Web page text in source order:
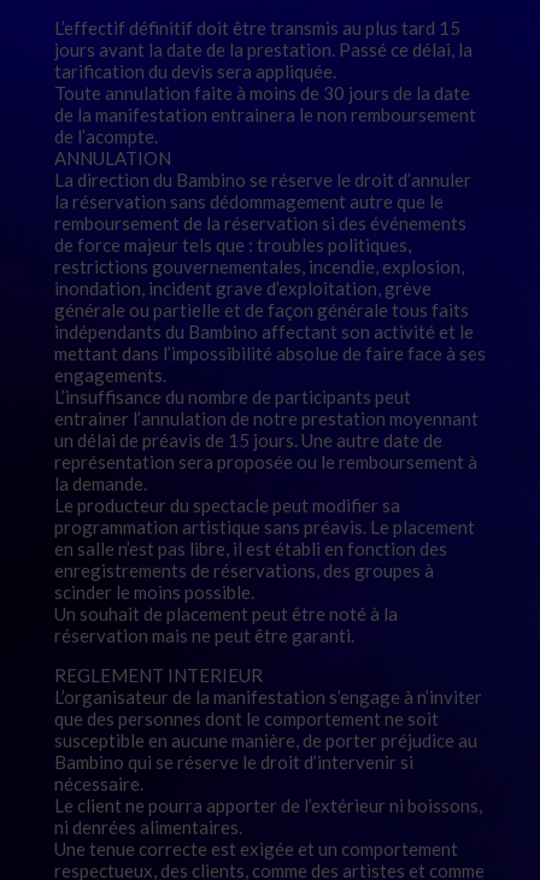
L’effectif définitif doit être transmis au plus tard 15
jours avant la date de la prestation. Passé ce délai, la
tarification du devis sera appliquée.
Toute annulation faite à moins de 30 jours de la date
de la manifestation entrainera le non remboursement
de l’acompte.
ANNULATION
La direction du Bambino se réserve le droit d’annuler
la réservation sans dédommagement autre que le
remboursement de la réservation si des événements
de force majeur tels que : troubles politiques,
restrictions gouvernementales, incendie, explosion,
inondation, incident grave d’exploitation, grève
générale ou partielle et de façon générale tous faits
indépendants du Bambino affectant son activité et le
mettant dans l’impossibilité absolue de faire face à ses
engagements.
L’insuffisance du nombre de participants peut
entrainer l’annulation de notre prestation moyennant
un délai de préavis de 15 jours. Une autre date de
représentation sera proposée ou le remboursement à
la demande.
Le producteur du spectacle peut modifier sa
programmation artistique sans préavis. Le placement
en salle n’est pas libre, il est établi en fonction des
enregistrements de réservations, des groupes à
scinder le moins possible.
Un souhait de placement peut être noté à la
réservation mais ne peut être garanti.
REGLEMENT INTERIEUR
L’organisateur de la manifestation s’engage à n’inviter
que des personnes dont le comportement ne soit
susceptible en aucune manière, de porter préjudice au
Bambino qui se réserve le droit d’intervenir si
nécessaire.
Le client ne pourra apporter de l’extérieur ni boissons,
ni denrées alimentaires.
Une tenue correcte est exigée et un comportement
respectueux, des clients, comme des artistes et comme